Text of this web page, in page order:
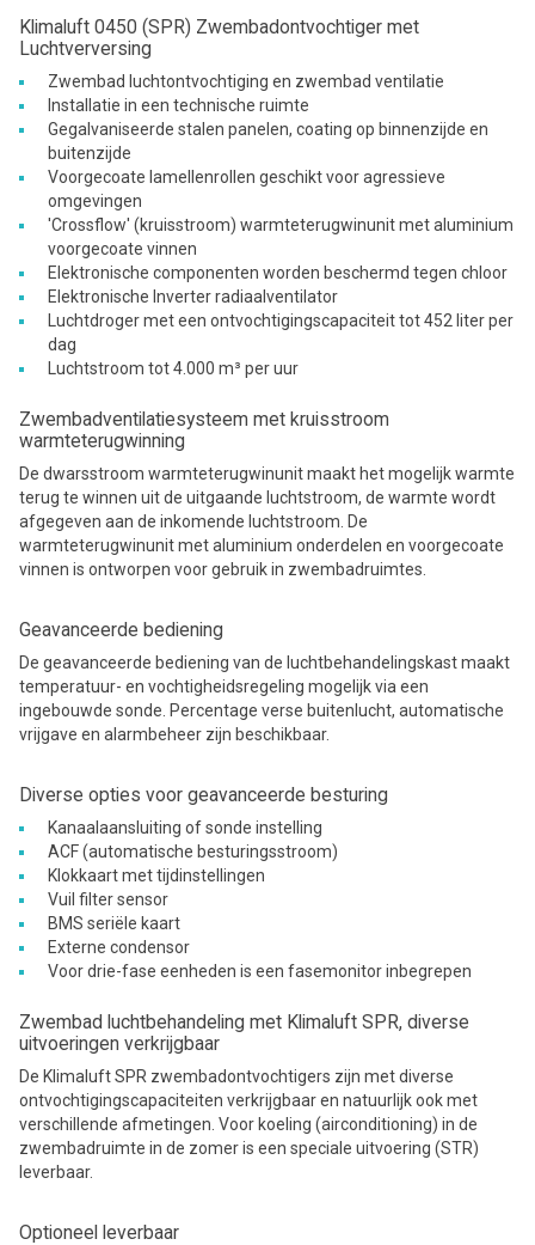
Klimaluft 0450 (SPR) Zwembadontvochtiger met
Luchtverversing
Zwembad luchtontvochtiging en zwembad ventilatie
Installatie in een technische ruimte
Gegalvaniseerde stalen panelen, coating op binnenzijde en
buitenzijde
Voorgecoate lamellenrollen geschikt voor agressieve
omgevingen
'Crossflow' (kruisstroom) warmteterugwinunit met aluminium
voorgecoate vinnen
Elektronische componenten worden beschermd tegen chloor
Elektronische Inverter radiaalventilator
Luchtdroger met een ontvochtigingscapaciteit tot 452 liter per
dag
Luchtstroom tot 4.000 m³ per uur
Zwembadventilatiesysteem met kruisstroom
warmteterugwinning
De dwarsstroom warmteterugwinunit maakt het mogelijk warmte
terug te winnen uit de uitgaande luchtstroom, de warmte wordt
afgegeven aan de inkomende luchtstroom. De
warmteterugwinunit met aluminium onderdelen en voorgecoate
vinnen is ontworpen voor gebruik in zwembadruimtes.
Geavanceerde bediening
De geavanceerde bediening van de luchtbehandelingskast maakt
temperatuur- en vochtigheidsregeling mogelijk via een
ingebouwde sonde. Percentage verse buitenlucht, automatische
vrijgave en alarmbeheer zijn beschikbaar.
Diverse opties voor geavanceerde besturing
Kanaalaansluiting of sonde instelling
ACF (automatische besturingsstroom)
Klokkaart met tijdinstellingen
Vuil filter sensor
BMS seriële kaart
Externe condensor
Voor drie-fase eenheden is een fasemonitor inbegrepen
Zwembad luchtbehandeling met Klimaluft SPR, diverse
uitvoeringen verkrijgbaar
De Klimaluft SPR zwembadontvochtigers zijn met diverse
ontvochtigingscapaciteiten verkrijgbaar en natuurlijk ook met
verschillende afmetingen. Voor koeling (airconditioning) in de
zwembadruimte in de zomer is een speciale uitvoering (STR)
leverbaar.
Optioneel leverbaar